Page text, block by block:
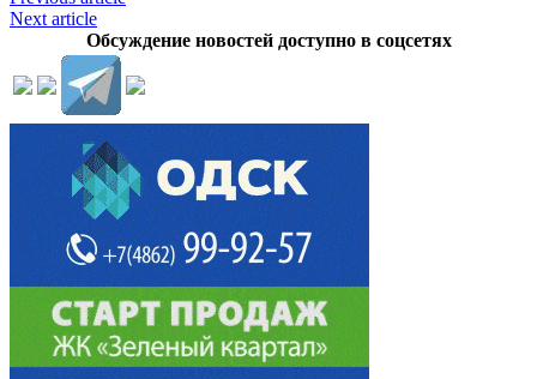
Next article
Обсуждение новостей доступно в соцсетях